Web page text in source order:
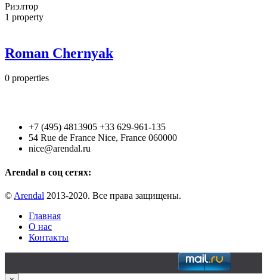
Риэлтор
1 property
Roman Chernyak
0 properties
+7 (495) 4813905 +33 629-961-135
54 Rue de France Nice, France 060000
nice@arendal.ru
Arendal в соц сетях:
© Arendal 2013-2020. Все права защищены.
Главная
О нас
Контакты